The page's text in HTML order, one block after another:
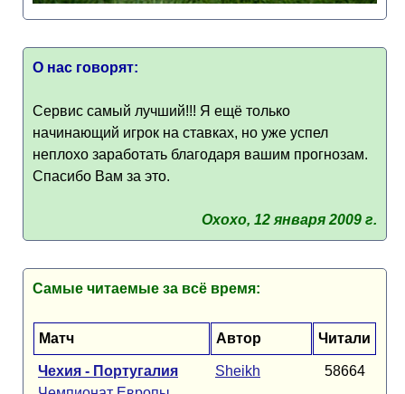
О нас говорят:
Сервис самый лучший!!! Я ещё только
начинающий игрок на ставках, но уже успел
неплохо заработать благодаря вашим прогнозам.
Спасибо Вам за это.
Oxoxo, 12 января 2009 г.
Самые читаемые за всё время:
Матч Автор Читали
Чехия - Португалия
Sheikh 58664